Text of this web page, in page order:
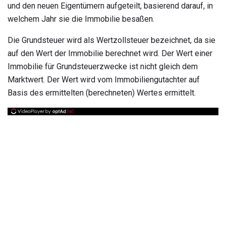
und den neuen Eigentümern aufgeteilt, basierend darauf, in
welchem ​​Jahr sie die Immobilie besaßen.
Die Grundsteuer wird als Wertzollsteuer bezeichnet, da sie
auf den Wert der Immobilie berechnet wird. Der Wert einer
Immobilie für Grundsteuerzwecke ist nicht gleich dem
Marktwert. Der Wert wird vom Immobiliengutachter auf
Basis des ermittelten (berechneten) Wertes ermittelt.